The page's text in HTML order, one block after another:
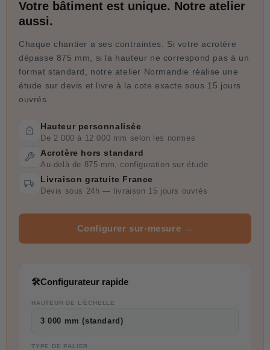
Votre bâtiment est unique. Notre atelier
aussi.
Chaque chantier a ses contraintes. Si votre acrotère
dépasse 875 mm, si la hauteur ne correspond pas à un
format standard, notre atelier Normandie réalise une
étude sur devis et livre à la cote exacte sous 15 jours
ouvrés.
Hauteur personnalisée
De 2 000 à 12 000 mm selon les normes
Acrotère hors standard
Au-delà de 875 mm, configuration sur étude
Livraison gratuite France
Devis sous 24h — livraison 15 jours ouvrés
Configurer sur-mesure →
🛠Configurateur rapide
HAUTEUR DE L'ÉCHELLE
3 000 mm (standard)
TYPE DE PALIER